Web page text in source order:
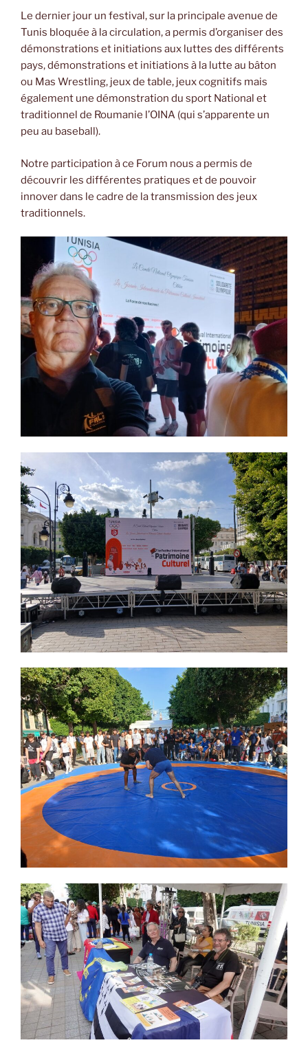
Le dernier jour un festival, sur la principale avenue de
Tunis bloquée à la circulation, a permis d’organiser des
démonstrations et initiations aux luttes des différents
pays, démonstrations et initiations à la lutte au bâton
ou Mas Wrestling, jeux de table, jeux cognitifs mais
également une démonstration du sport National et
traditionnel de Roumanie l’OINA (qui s’apparente un
peu au baseball).
Notre participation à ce Forum nous a permis de
découvrir les différentes pratiques et de pouvoir
innover dans le cadre de la transmission des jeux
traditionnels.